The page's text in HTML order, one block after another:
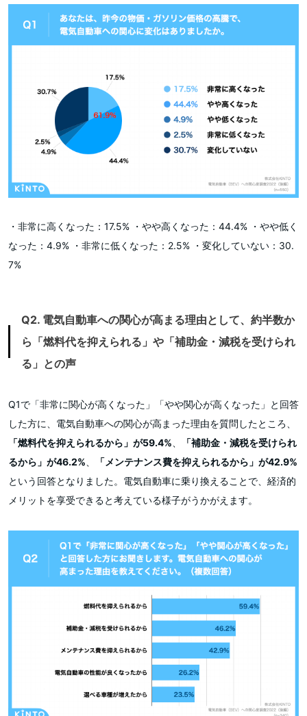
・非常に高くなった：17.5% ・やや高くなった：44.4% ・やや低く
なった：4.9% ・非常に低くなった：2.5% ・変化していない：30.
7%
Q2. 電気自動車への関心が高まる理由として、約半数か
ら「燃料代を抑えられる」や「補助金・減税を受けられ
る」との声
Q1で「非常に関心が高くなった」「やや関心が高くなった」と回答
した方に、電気自動車への関心が高まった理由を質問したところ、
「燃料代を抑えられるから」が59.4%
「補助金・減税を受けられ
るから」が46.2%
「メンテナンス費を抑えられるから」が42.9%
という回答となりました。電気自動車に乗り換えることで、経済的
メリットを享受できると考えている様子がうかがえます。